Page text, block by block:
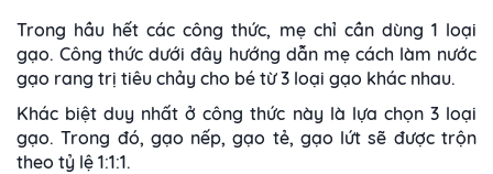
Trong hầu hết các công thức, mẹ chỉ cần dùng 1 loại
gạo. Công thức dưới đây hướng dẫn mẹ cách làm nước
gạo rang trị tiêu chảy cho bé từ 3 loại gạo khác nhau.
Khác biệt duy nhất ở công thức này là lựa chọn 3 loại
gạo. Trong đó, gạo nếp, gạo tẻ, gạo lứt sẽ được trộn
theo tỷ lệ 1:1:1.